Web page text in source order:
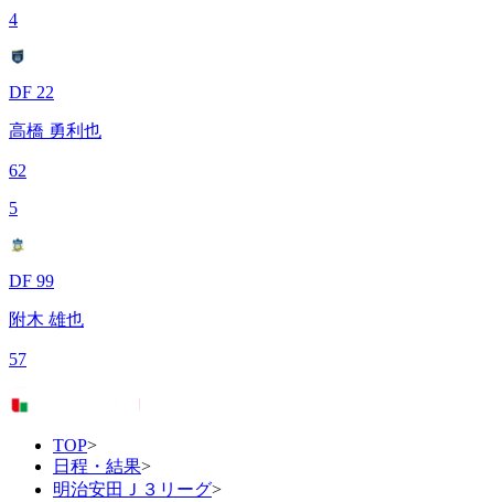
4
DF 22
高橋 勇利也
62
5
DF 99
附木 雄也
57
TOP>
日程・結果>
明治安田Ｊ３リーグ>